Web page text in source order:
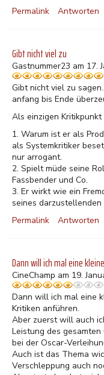
Permalink
Antworten
Gibt nicht viel zu
Gastnummer23 am 17.
Gibt nicht viel zu
anfang bis Ende
Als einzigen
1. Warum ist er als
als Systemkritiker
nur arrogant.
2. Spielt müde seine
Fassbender und Co.
3. Er wirkt wie ein
seines darzustellenden
Permalink
Antworten
Dann will ich mal eine kleine
CineChamp am 19.
Dann will ich mal eine
Kritiken anführen.
Aber zuerst will auch
Leistung des
bei der Oscar-
Auch ist das Thema
Verschleppung auch